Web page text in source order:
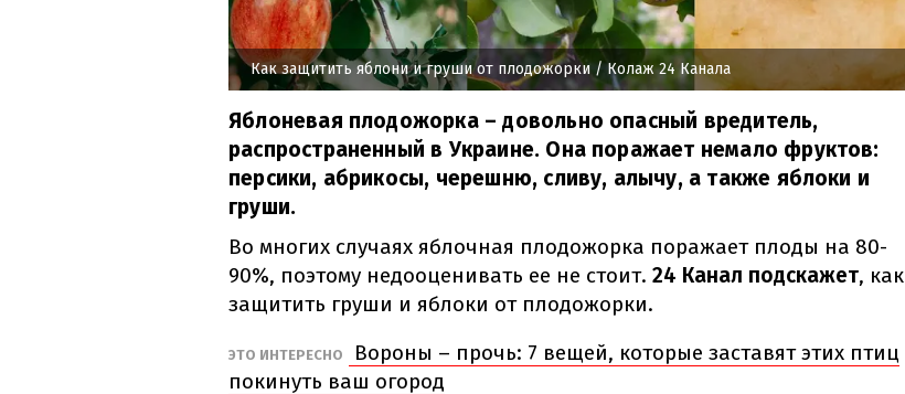
Как защитить яблони и груши от плодожорки / Колаж 24 Канала
Яблоневая плодожорка – довольно опасный вредитель,
распространенный в Украине. Она поражает немало фруктов:
персики, абрикосы, черешню, сливу, алычу, а также яблоки и
груши.
Во многих случаях яблочная плодожорка поражает плоды на 80-
90%, поэтому недооценивать ее не стоит. 24 Канал подскажет, как
защитить груши и яблоки от плодожорки.
ЭТО ИНТЕРЕСНО
Вороны – прочь: 7 вещей, которые заставят этих птиц
покинуть ваш огород